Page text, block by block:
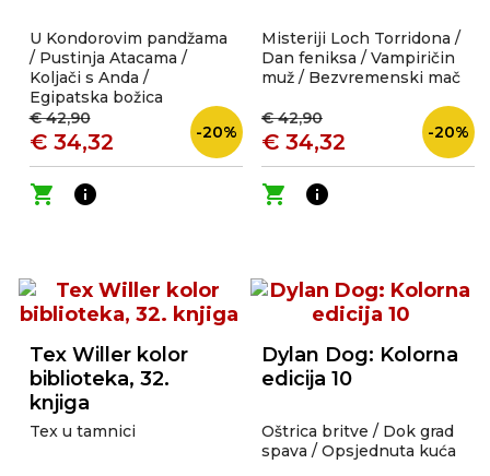
U Kondorovim pandžama
/ Pustinja Atacama /
Koljači s Anda /
Egipatska božica
€ 42,90
€ 34,32 -20%
shopping_cart info
Misteriji Loch Torridona /
Dan feniksa / Vampiričin
muž / Bezvremenski mač
€ 42,90
€ 34,32 -20%
shopping_cart info
Tex Willer kolor
biblioteka, 32.
knjiga
Tex u tamnici
Dylan Dog: Kolorna
edicija 10
Oštrica britve / Dok grad
spava / Opsjednuta kuća